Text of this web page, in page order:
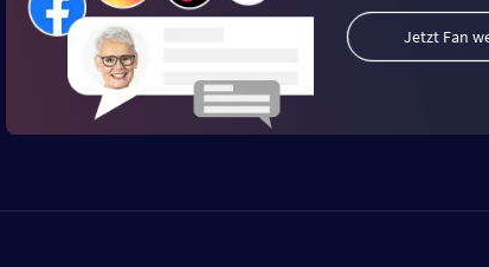
Jetzt Fan